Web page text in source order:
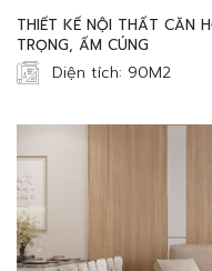
THIẾT KẾ NỘI THẤT CĂN
TRỌNG, ẤM CÚNG
Diện tích: 90M2